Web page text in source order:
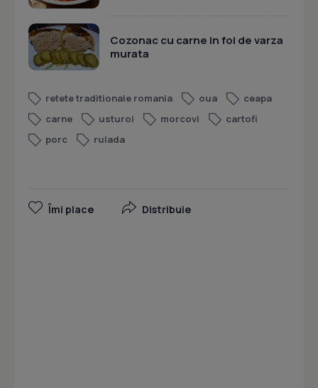
Cozonac cu carne in foi de varza
murata
retete traditionale romania oua
ceapa
carne
usturoi morcovi
cartofi
porc
rulada
Îmi place Distribuie